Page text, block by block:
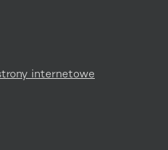
internetowe